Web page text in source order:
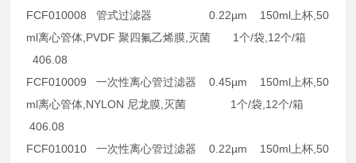
FCF010008 管式过滤器 0.22µm 150ml上杯,50
ml离心管体,PVDF 聚四氟乙烯膜,灭菌 1个/袋,12个/箱
406.08
FCF010009 一次性离心管过滤器 0.45µm 150ml上杯,50
ml离心管体,NYLON 尼龙膜,灭菌 1个/袋,12个/箱
406.08
FCF010010 一次性离心管过滤器 0.22µm 150ml上杯,50